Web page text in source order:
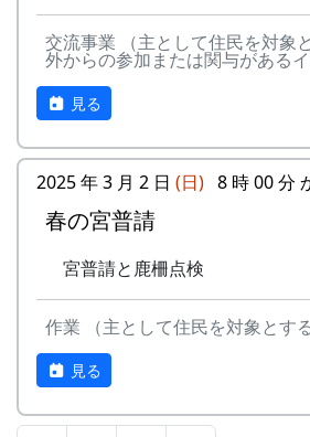
で
6 MASA BAND
こ
⾵
⽥
- MASA BAND
（
⽥
- 新⽣' MASA BAND
審査
棚田学会内に審査委員
に審査します
賞品
与します
入賞
作品
表
・棚田学会2025年度棚
（2025年8月予定）で発
す。
・棚田の展示、カレン
画に作品を提供します
入賞作品の著作権は応募者に帰
正式なスタンプラリーには、ア
デジタル3コースがあり、達成し
特典があたえられます。
抽選で3名様に「博物館セッ
達成者にもれなく「コンプ
特別展マグネット（5個
ガチャ1回チャレンジ
詳しくは 北はりま田園空間博物
交流事業 （主として住民を対象
外からの参加または関与があるイ
見る
2025 年 3 月 2 日 (日) 8 時 00 分
春の宮普請
宮普請と鹿柵点検
作業 （主として住民を対象とす
見る